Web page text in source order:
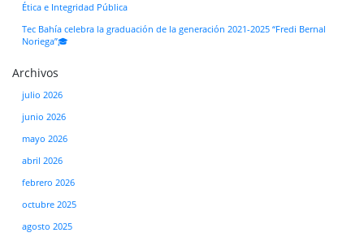
Ética e Integridad Pública
Tec Bahía celebra la graduación de la generación 2021-2025 “Fredi Bernal
Noriega”🎓
Archivos
julio 2026
junio 2026
mayo 2026
abril 2026
febrero 2026
octubre 2025
agosto 2025